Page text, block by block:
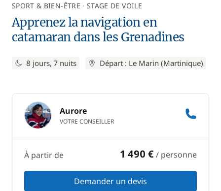
SPORT & BIEN-ÊTRE STAGE DE VOILE
Apprenez la navigation en
catamaran dans les Grenadines
8 jours, 7 nuits Départ : Le Marin (Martinique)
Aurore
VOTRE CONSEILLER
À partir de 1 490 €/ personne
Demander un devis